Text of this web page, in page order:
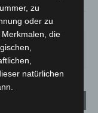
34%
MO.
35°
zu
oder zu
die
natürlichen